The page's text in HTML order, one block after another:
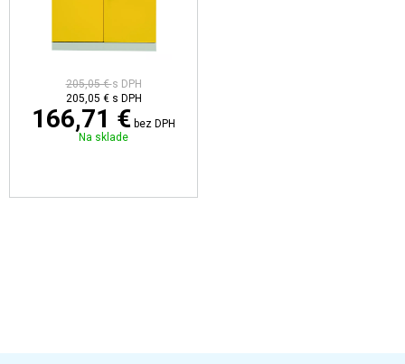
205,05 €s DPH
205,05 € s DPH
166,71 € bez DPH
Na sklade